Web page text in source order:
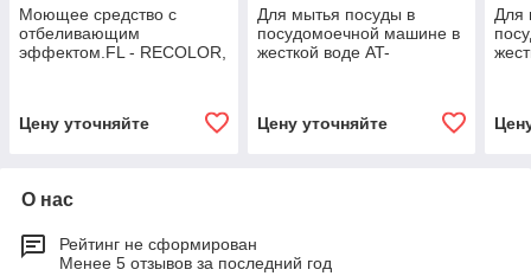
Моющее средство с
отбеливающим
эффектом.FL - RECOLOR,
Цену уточняйте
Для мытья посуды в
посудомоечной машине в
жесткой воде AT-
Цену уточняйте
Для
О нас
Рейтинг не сформирован
Менее 5 отзывов за последний год